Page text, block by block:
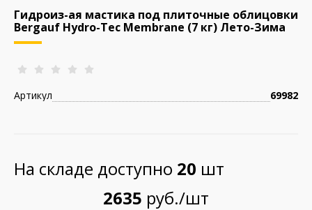
Гидроиз-ая мастика под плиточные облицовки
Bergauf Hydro-Tec Membrane (7 кг) Лето-Зима
Артикул 69982
На складе доступно 20 шт
2635 руб./шт